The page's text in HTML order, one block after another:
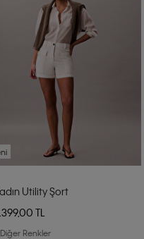
Utility Şort
TL
Renkler